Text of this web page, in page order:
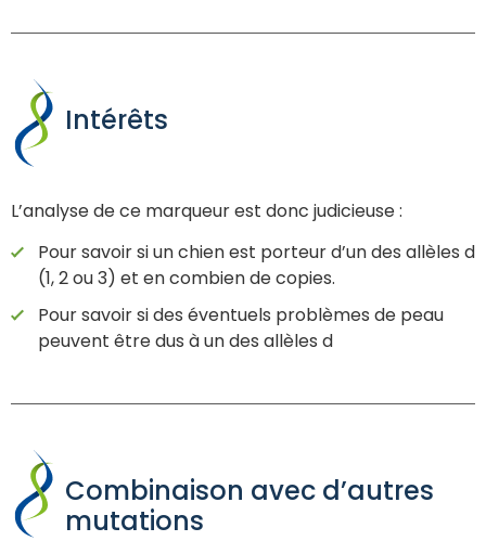
Intérêts
L’analyse de ce marqueur est donc judicieuse :
Pour savoir si un chien est porteur d’un des allèles d
(1, 2 ou 3) et en combien de copies.
Pour savoir si des éventuels problèmes de peau
peuvent être dus à un des allèles d
Combinaison avec d’autres
mutations